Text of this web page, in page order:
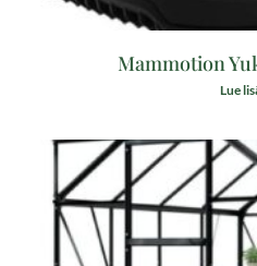
Mammotion
Lue